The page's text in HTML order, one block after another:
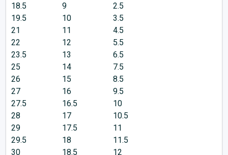
18.5
9
2.5
19.5
10
3.5
21
11
4.5
22
12
5.5
23.5
13
6.5
25
14
7.5
26
15
8.5
27
16
9.5
27.5
16.5
10
28
17
10.5
29
17.5
11
29.5
18
11.5
30
18.5 12